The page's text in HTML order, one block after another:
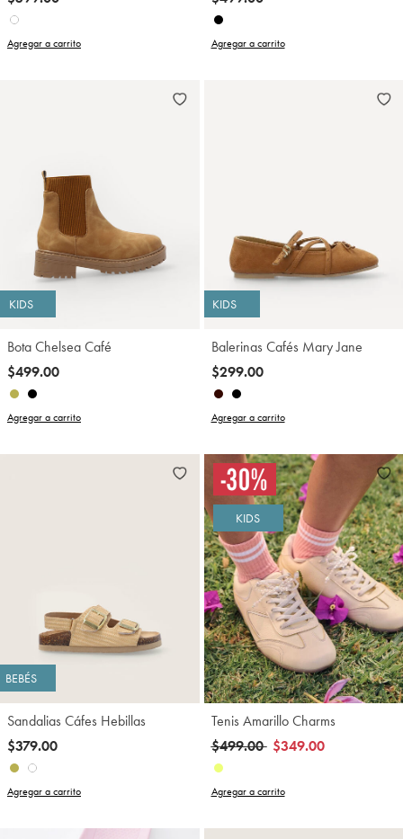
Agregar a carrito Agregar a carrito
KIDS
Bota Chelsea Café
$499.00
Agregar a carrito
KIDS
Balerinas Cafés Mary Jane
$299.00
Agregar a carrito
BEBÉS
Sandalias Cáfes Hebillas
$379.00
Agregar a carrito
KIDS
Tenis Amarillo Charms
Precio reducido de
$499.00a$349.00
Agregar a carrito